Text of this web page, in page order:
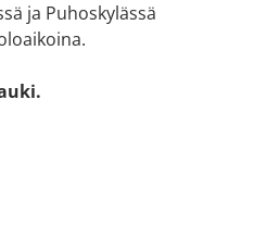
ja Puhoskylässä